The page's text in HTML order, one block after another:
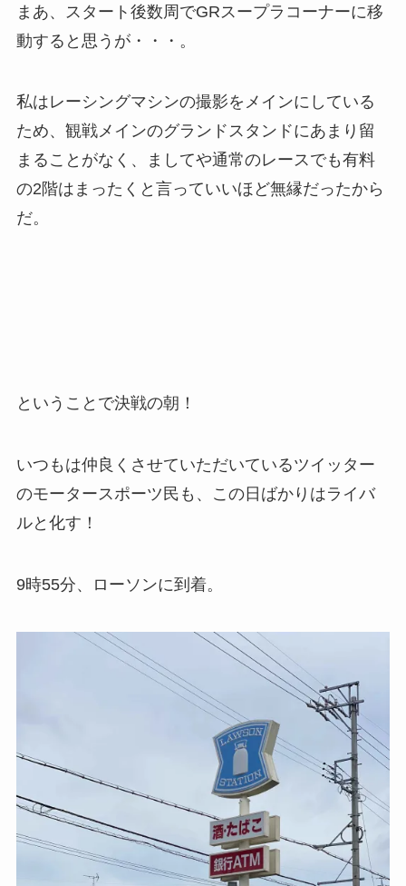
まあ、スタート後数周でGRスープラコーナーに移
動すると思うが・・・。
私はレーシングマシンの撮影をメインにしている
ため、観戦メインのグランドスタンドにあまり留
まることがなく、ましてや通常のレースでも有料
の2階はまったくと言っていいほど無縁だったから
だ。
ということで決戦の朝！
いつもは仲良くさせていただいているツイッター
のモータースポーツ民も、この日ばかりはライバ
ルと化す！
9時55分、ローソンに到着。